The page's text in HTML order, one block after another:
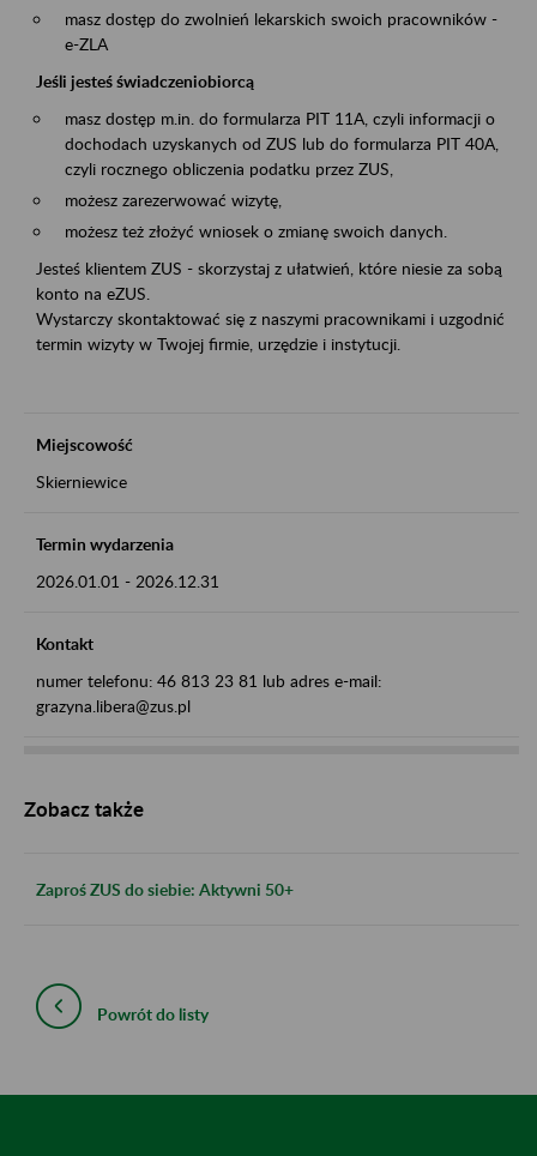
masz dostęp do zwolnień lekarskich swoich pracowników -
e-ZLA
Jeśli jesteś świadczeniobiorcą
masz dostęp m.in. do formularza PIT 11A, czyli informacji o
dochodach uzyskanych od ZUS lub do formularza PIT 40A,
czyli rocznego obliczenia podatku przez ZUS,
możesz zarezerwować wizytę,
możesz też złożyć wniosek o zmianę swoich danych.
Jesteś klientem ZUS - skorzystaj z ułatwień, które niesie za sobą
konto na eZUS.
Wystarczy skontaktować się z naszymi pracownikami i uzgodnić
termin wizyty w Twojej firmie, urzędzie i instytucji.
Miejscowość
Skierniewice
Termin wydarzenia
2026.01.01 - 2026.12.31
Kontakt
numer telefonu: 46 813 23 81 lub adres e-mail:
grazyna.libera@zus.pl
Zobacz także
Zaproś ZUS do siebie: Aktywni 50+
Powrót do listy